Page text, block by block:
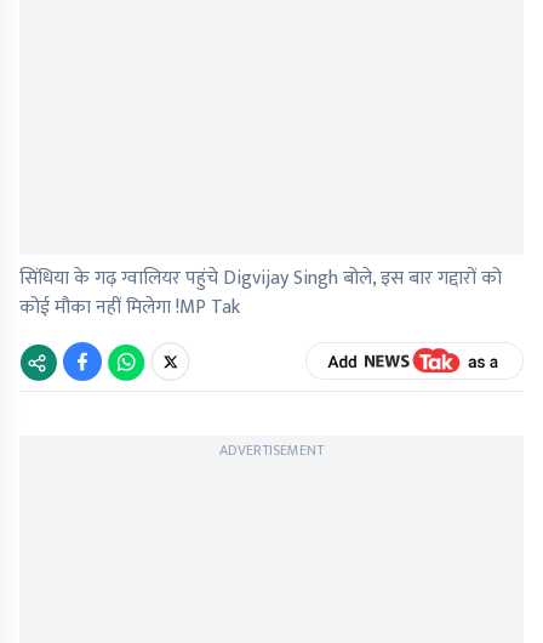
सिंधिया के गढ़ ग्वालियर पहुंचे Digvijay Singh बोले, इस बार गद्दारों को
कोई मौका नहीं मिलेगा !MP Tak
ADVERTISEMENT